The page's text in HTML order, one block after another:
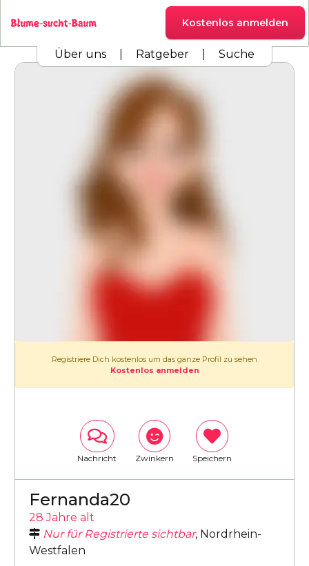
Kostenlos anmelden
Über uns Ratgeber Suche
Registriere Dich kostenlos um das ganze Profil zu sehen
Kostenlos anmelden
Nachricht Zwinkern Speichern
Fernanda20
28 Jahre alt
Nur für Registrierte sichtbar, Nordrhein-
Westfalen